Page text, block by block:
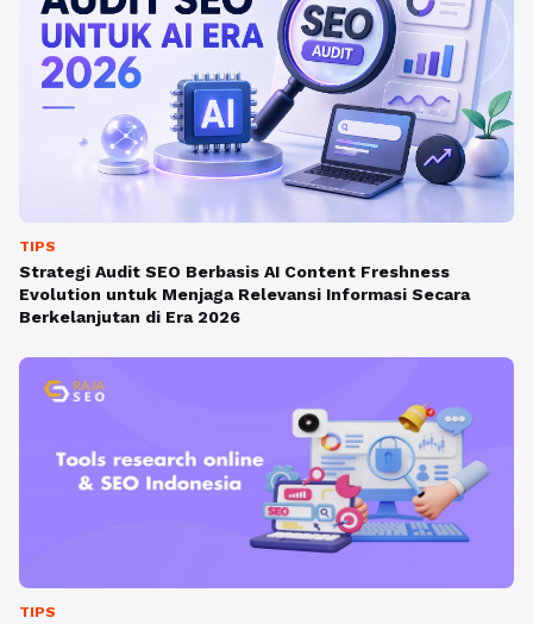
TIPS
Strategi Audit SEO Berbasis AI Content Freshness
Evolution untuk Menjaga Relevansi Informasi Secara
Berkelanjutan di Era 2026
TIPS